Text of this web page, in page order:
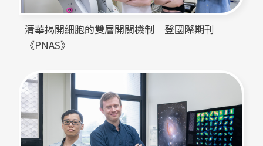
清華揭開細胞的雙層開關機制　登國際期刊
《PNAS》